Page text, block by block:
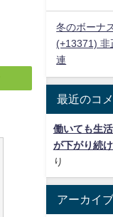
冬のボーナ
(+13371) 非
連
最近のコ
働いても生
が下がり続
り
アーカイブ